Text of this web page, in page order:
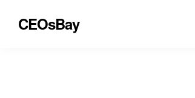
CEOsBay